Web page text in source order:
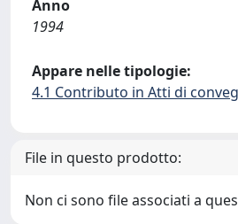
Anno
1994
Appare nelle tipologie:
4.1 Contributo in Atti di
File in questo prodotto:
Non ci sono file associati a